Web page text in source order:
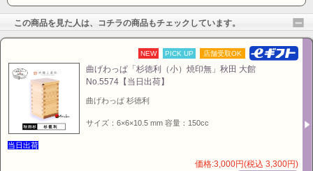
この商品を見た人は、コチラの商品もチェックしています。
NEW PICK UP 店舗受取OK
曲げわっぱ「杉徳利（小）焼印無」秋田 大館
No.5574【当日出荷】
曲げわっぱ 杉徳利
サイズ：6×6×10.5 mm 容量：150cc
当日出荷
価格:3,000円(税込 3,300円)